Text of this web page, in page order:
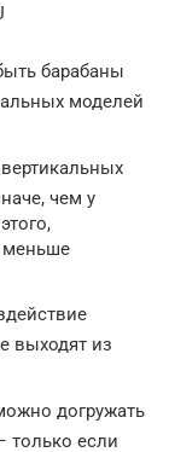
барабаны
моделей
чем у
меньше
выходят из
догружать
только если